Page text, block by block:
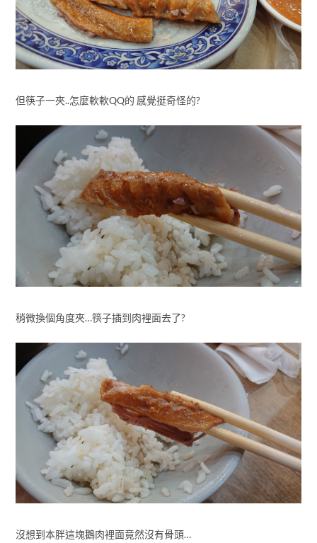
但筷子一夾..怎麼軟軟QQ的 感覺挺奇怪的?
稍微換個角度夾…筷子插到肉裡面去了?
沒想到本胖這塊鵝肉裡面竟然沒有骨頭…